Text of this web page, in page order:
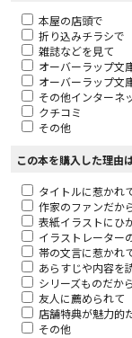
本屋の店頭で
折り込みチラシで
雑誌などを見て
オーバーラップ文
オーバーラップ文
その他インターネ
クチコミ
その他
この本を購入した理由
タイトルに惹かれ
作家のファンだか
表紙イラストにひ
イラストレーター
帯の文言に惹かれ
あらすじや内容を
シリーズものだから
友人に薦められて
店舗特典が魅力的
その他